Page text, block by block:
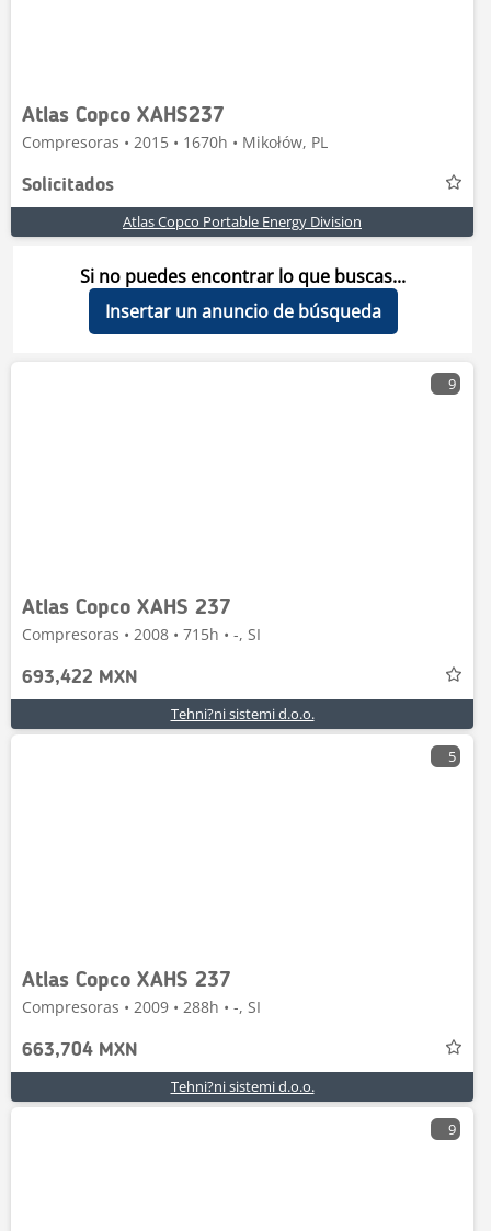
Atlas Copco XAHS237
Compresoras • 2015 • 1670h • Mikołów, PL
Solicitados
Atlas Copco Portable Energy Division
Si no puedes encontrar lo que buscas...
Insertar un anuncio de búsqueda
9
Atlas Copco XAHS 237
Compresoras • 2008 • 715h • -, SI
693,422 MXN
Tehni?ni sistemi d.o.o.
5
Atlas Copco XAHS 237
Compresoras • 2009 • 288h • -, SI
663,704 MXN
Tehni?ni sistemi d.o.o.
9